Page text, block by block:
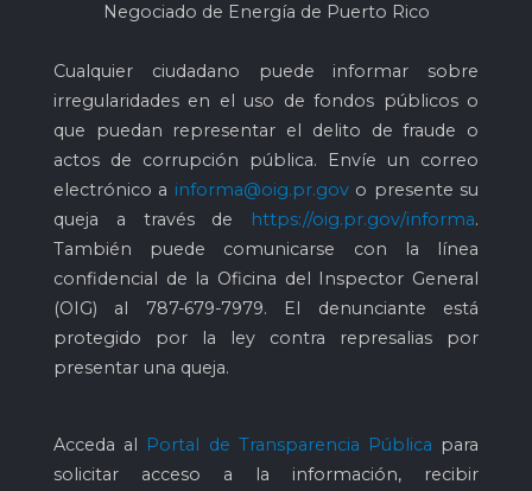
Negociado de Energía de Puerto Rico
Cualquier ciudadano puede informar sobre
irregularidades en el uso de fondos públicos o
que puedan representar el delito de fraude o
actos de corrupción pública. Envíe un correo
electrónico a informa@oig.pr.govo presente su
queja a través de
https://oig.pr.gov/informa.
También puede comunicarse con la línea
confidencial de la Oficina del Inspector General
(OIG) al 787-679-7979. El denunciante está
protegido por la ley contra represalias por
presentar una queja.
Acceda al Portal de Transparencia Pública para
solicitar acceso a la información, recibir